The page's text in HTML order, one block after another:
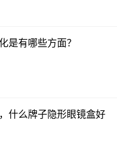
是有哪些方面？
什么牌子隐形眼镜盒好